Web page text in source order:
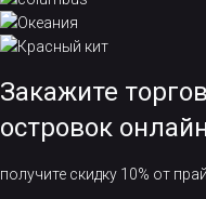
Закажите
островок
получите скидку 10% от